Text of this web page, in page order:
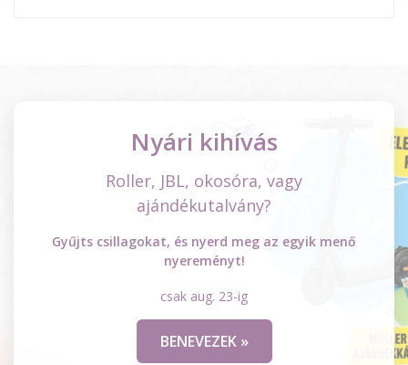
Nyári kihívás
Roller, JBL, okosóra, vagy
ajándékutalvány?
Gyűjts csillagokat, és nyerd meg az egyik menő
nyereményt!
csak aug. 23-ig
BENEVEZEK »